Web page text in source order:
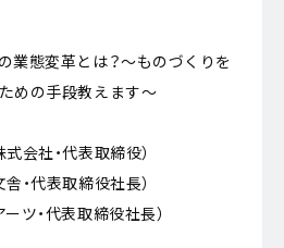
業態変革とは？～ものづくりを
めの手段教えます～
会社・代表取締役）
・代表取締役社長）
ツ・代表取締役社長）